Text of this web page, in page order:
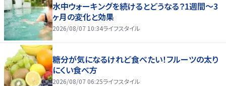
水中ウォーキングを続けるとどうなる？1週間～3
ヶ月の変化と効果
2026/08/07 10:34ライフスタイル
糖分が気になるけれど食べたい！フルーツの太り
にくい食べ方
2026/08/07 06:25ライフスタイル